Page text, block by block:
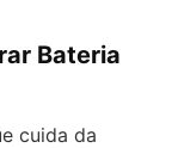
Bateria
cuida da